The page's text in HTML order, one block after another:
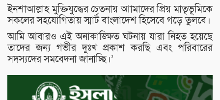
ইনশাআল্লাহ মুক্তিযুদ্ধের চেতনায় আামাদের প্রিয় মাতৃভূমিকে
সকলের সহযোগিতায় স্মার্ট বাংলাদেশ হিসেবে গড়ে তুলবে।
আমি আবারও এই অনাকাঙ্ক্ষিত ঘটনায় যারা নিহত হয়েছে
তাদের জন্য গভীর দুঃখ প্রকাশ করছি এবং পরিবারের
সদস্যদের সমবেদনা জানাচ্ছি।’